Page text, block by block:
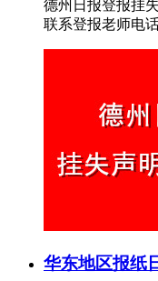
德州日报登报挂
联系登报老师电
华东地区报纸